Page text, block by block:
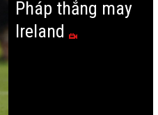
Pháp thắng may
Ireland